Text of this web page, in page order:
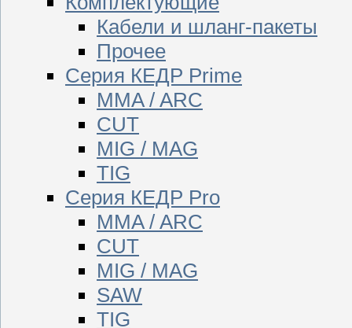
Кабели и шланг-пакеты
Прочее
Серия КЕДР Prime
MMA / ARC
CUT
MIG / MAG
TIG
Серия КЕДР Pro
MMA / ARC
CUT
MIG / MAG
SAW
TIG